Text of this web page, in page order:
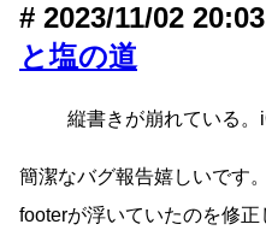
2023/11/02
と塩の道
縦書きが崩れている
簡潔なバグ報告嬉しいです
footerが浮いていたのを修